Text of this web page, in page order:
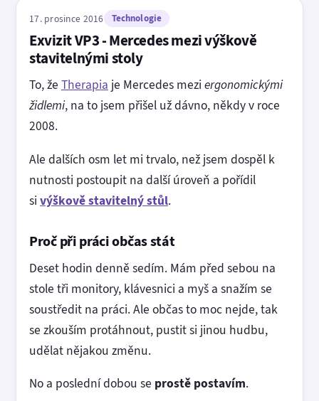
17. prosince 2016 Technologie
Exvizit VP3 - Mercedes mezi výškově
stavitelnými stoly
To, že Therapia je Mercedes mezi ergonomickými
židlemi, na to jsem přišel už dávno, někdy v roce
2008.
Ale dalších osm let mi trvalo, než jsem dospěl k
nutnosti postoupit na další úroveň a pořídil
si výškově stavitelný stůl.
Proč při práci občas stát
Deset hodin denně sedím. Mám před sebou na
stole tři monitory, klávesnici a myš a snažím se
soustředit na práci. Ale občas to moc nejde, tak
se zkouším protáhnout, pustit si jinou hudbu,
udělat nějakou změnu.
No a poslední dobou se prostě postavím.